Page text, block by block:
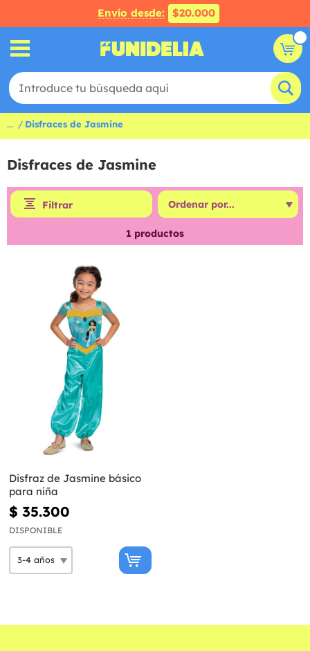
Envío desde: $20.000
... Disfraces de Jasmine
Disfraces de Jasmine
Filtrar
1 productos
Disfraz de Jasmine básico
para niña
$ 35.300
DISPONIBLE